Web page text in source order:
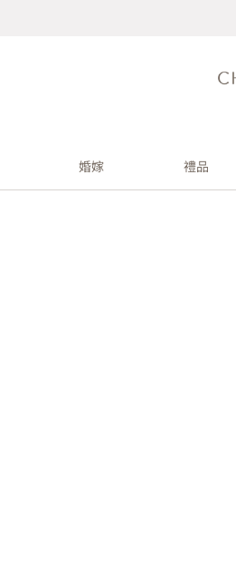
婚嫁 禮品